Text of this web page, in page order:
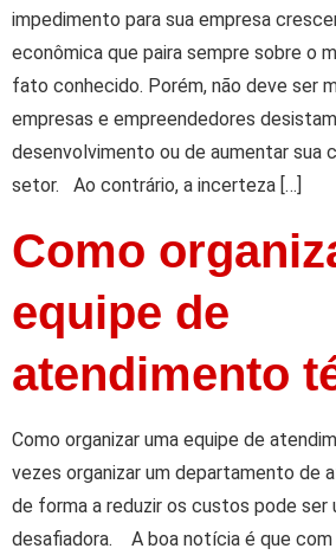
impedimento para sua empresa
econômica que paira sempre sobre o
fato conhecido. Porém, não deve ser
empresas e empreendedores
desenvolvimento ou de aumentar sua
setor. Ao contrário, a incerteza […]
Como
equipe de
atendimento
Como organizar uma equipe de
vezes organizar um departamento de
de forma a reduzir os custos pode ser
desafiadora. A boa notícia é que com